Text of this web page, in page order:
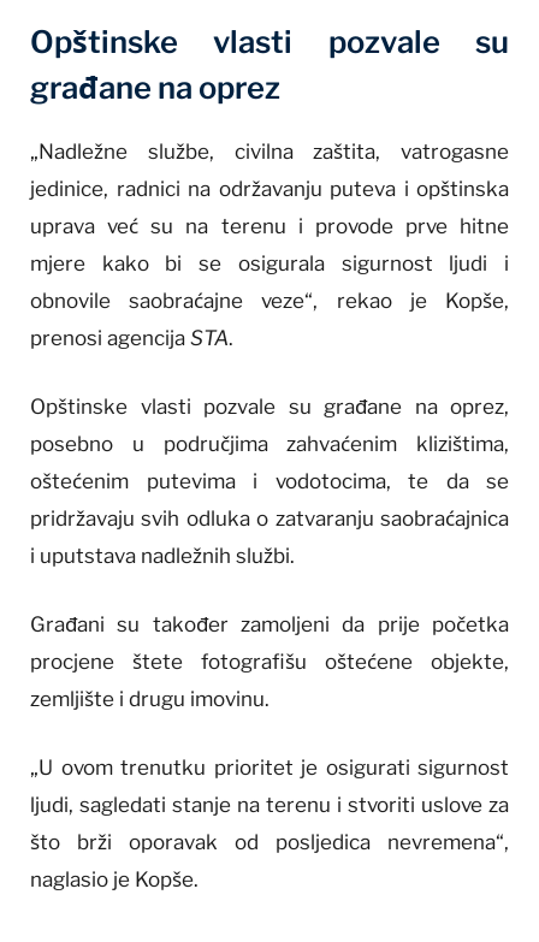
Opštinske vlasti pozvale su
građane na oprez
„Nadležne službe, civilna zaštita, vatrogasne
jedinice, radnici na održavanju puteva i opštinska
uprava već su na terenu i provode prve hitne
mjere kako bi se osigurala sigurnost ljudi i
obnovile saobraćajne veze“, rekao je Kopše,
prenosi agencija STA.
Opštinske vlasti pozvale su građane na oprez,
posebno u područjima zahvaćenim klizištima,
oštećenim putevima i vodotocima, te da se
pridržavaju svih odluka o zatvaranju saobraćajnica
i uputstava nadležnih službi.
Građani su također zamoljeni da prije početka
procjene štete fotografišu oštećene objekte,
zemljište i drugu imovinu.
„U ovom trenutku prioritet je osigurati sigurnost
ljudi, sagledati stanje na terenu i stvoriti uslove za
što brži oporavak od posljedica nevremena“,
naglasio je Kopše.